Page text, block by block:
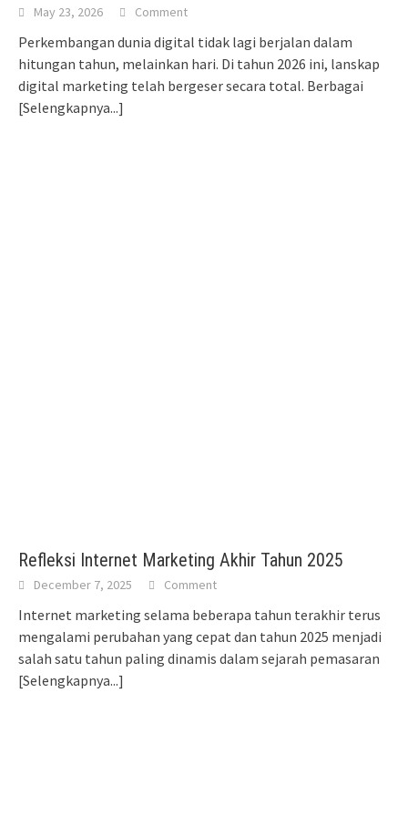
May 23, 2026 Comment
Perkembangan dunia digital tidak lagi berjalan dalam
hitungan tahun, melainkan hari. Di tahun 2026 ini, lanskap
digital marketing telah bergeser secara total. Berbagai
[Selengkapnya...]
Refleksi Internet Marketing Akhir Tahun 2025
December 7, 2025 Comment
Internet marketing selama beberapa tahun terakhir terus
mengalami perubahan yang cepat dan tahun 2025 menjadi
salah satu tahun paling dinamis dalam sejarah pemasaran
[Selengkapnya...]